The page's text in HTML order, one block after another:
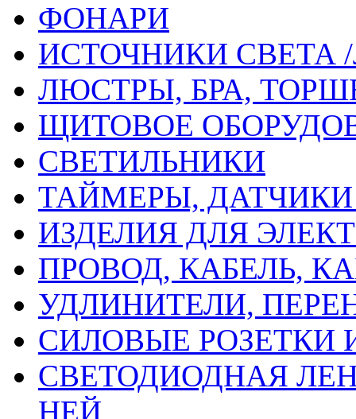
ФОНАРИ
ИСТОЧНИКИ СВЕТА
ЛЮСТРЫ, БРА,
ЩИТОВОЕ
СВЕТИЛЬНИКИ
ТАЙМЕРЫ,
ИЗДЕЛИЯ ДЛЯ
ПРОВОД, КАБЕЛЬ,
УДЛИНИТЕЛИ,
СИЛОВЫЕ РОЗЕТКИ
СВЕТОДИОДНАЯ
НЕЙ